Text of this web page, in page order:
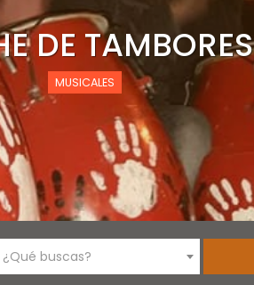
DE TAMBORES
MUSICALES
¿Qué buscas?